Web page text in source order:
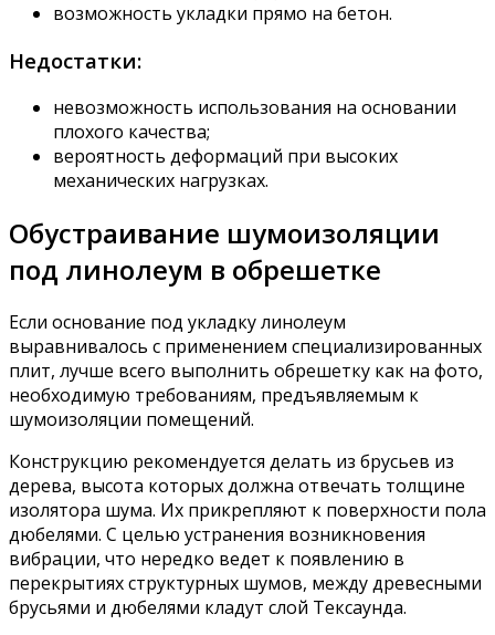
возможность укладки прямо на бетон.
Недостатки:
невозможность использования на основании
плохого качества;
вероятность деформаций при высоких
механических нагрузках.
Обустраивание шумоизоляции
под линолеум в обрешетке
Если основание под укладку линолеум
выравнивалось с применением специализированных
плит, лучше всего выполнить обрешетку как на фото,
необходимую требованиям, предъявляемым к
шумоизоляции помещений.
Конструкцию рекомендуется делать из брусьев из
дерева, высота которых должна отвечать толщине
изолятора шума. Их прикрепляют к поверхности пола
дюбелями. С целью устранения возникновения
вибрации, что нередко ведет к появлению в
перекрытиях структурных шумов, между древесными
брусьями и дюбелями кладут слой Тексаунда.